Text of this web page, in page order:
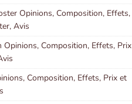
Opinions, Composition, Effets,
Avis
Opinions, Composition, Effets, Prix
Composition, Effets, Prix et